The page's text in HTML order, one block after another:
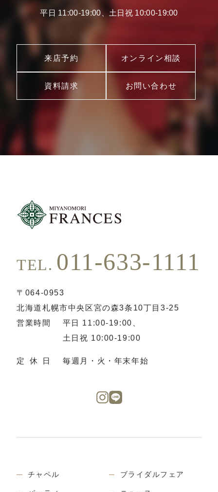
平日 11:00-19:00、土日祝 10:00-19:00
来店予約 オンライン相談
資料請求 お問い合わせ
TEL. 011-633-1111
〒064-0953
北海道札幌市中央区宮の森3条10丁目3-25
営業時間
平日 11:00-19:00、
土日祝 10:00-19:00
定休日 毎週月・火・年末年始
チャペル ブライダルフェア